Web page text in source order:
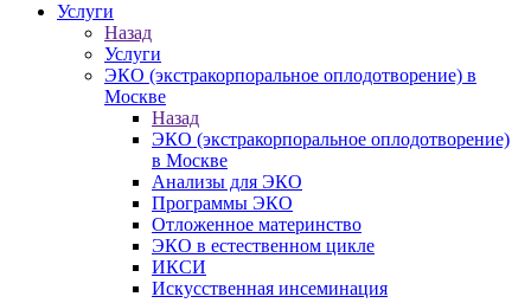
Услуги
Назад
Услуги
ЭКО (экстракорпоральное оплодотворение) в
Москве
Назад
ЭКО (экстракорпоральное оплодотворение)
в Москве
Анализы для ЭКО
Программы ЭКО
Отложенное материнство
ЭКО в естественном цикле
ИКСИ
Искусственная инсеминация